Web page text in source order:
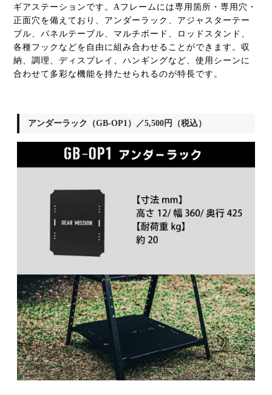
ギアステーションです。Aフレームには専用箇所・専用穴・
正面穴を備えており、アンダーラック、アジャスターテー
ブル、パネルテーブル、マルチボード、ロッドスタンド、
各種フックなどを自由に組み合わせることができます。収
納、調理、ディスプレイ、ハンギングなど、使用シーンに
合わせて多彩な機能を持たせられるのが特長です。
アンダーラック（GB-OP1）／5,500円（税込）